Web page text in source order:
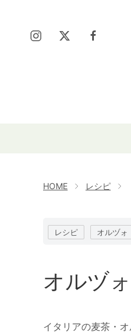
HOME レシピ
レシピ オルヅォ
オルヅ
イタリアの麦茶・